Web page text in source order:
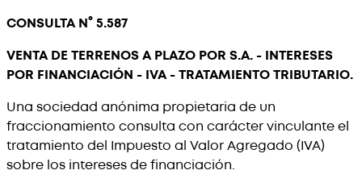
CONSULTA N° 5.587
VENTA DE TERRENOS A PLAZO POR S.A. - INTERESES
POR FINANCIACIÓN - IVA - TRATAMIENTO TRIBUTARIO.
Una sociedad anónima propietaria de un
fraccionamiento consulta con carácter vinculante el
tratamiento del Impuesto al Valor Agregado (IVA)
sobre los intereses de financiación.